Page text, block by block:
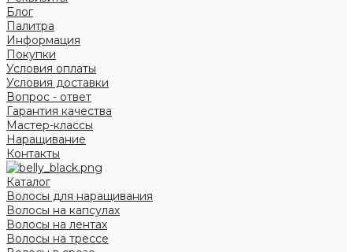
Блог
Палитра
Информация
Покупки
Условия оплаты
Условия доставки
Вопрос - ответ
Гарантия качества
Мастер-классы
Наращивание
Контакты
Каталог
Волосы для наращивания
Волосы на капсулах
Волосы на лентах
Волосы на трессе